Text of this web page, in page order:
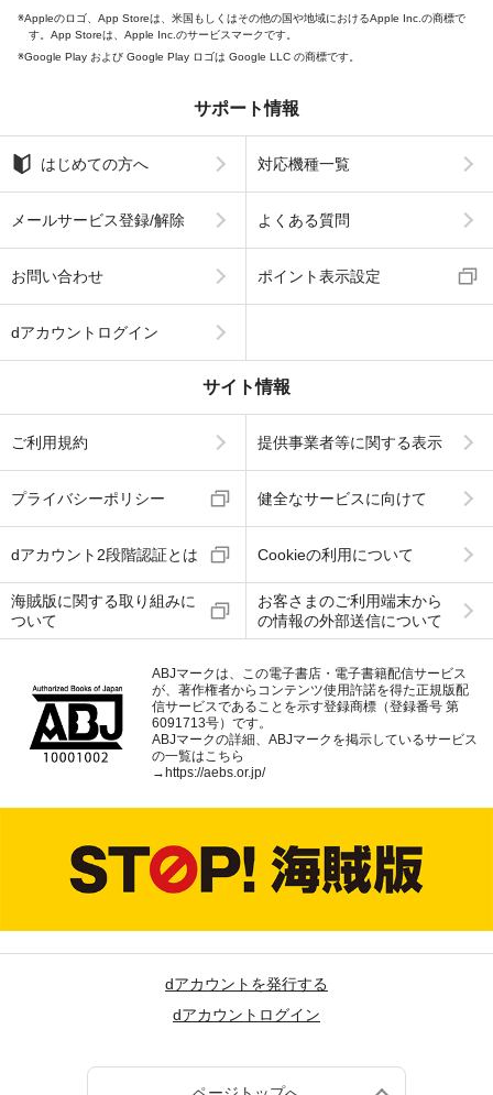
Appleのロゴ、App Storeは、米国もしくはその他の国や地域におけるApple Inc.の商標で
す。App Storeは、Apple Inc.のサービスマークです。
Google Play および Google Play ロゴは Google LLC の商標です。
サポート情報
はじめての方へ 対応機種一覧
メールサービス登録/解除 よくある質問
お問い合わせ ポイント表示設定
dアカウントログイン
サイト情報
ご利用規約 提供事業者等に関する表示
プライバシーポリシー 健全なサービスに向けて
dアカウント2段階認証とは Cookieの利用について
海賊版に関する取り組みに
ついて
お客さまのご利用端末から
の情報の外部送信について
ABJマークは、この電子書店・電子書籍配信サービス
が、著作権者からコンテンツ使用許諾を得た正規版配
信サービスであることを示す登録商標（登録番号 第
6091713号）です。
ABJマークの詳細、ABJマークを掲示しているサービス
の一覧はこちら
→ https://aebs.or.jp/
dアカウントを発行する
dアカウントログイン